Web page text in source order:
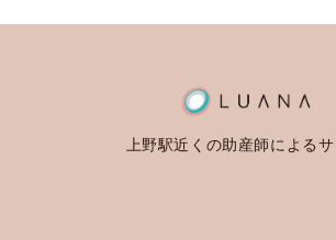
上野駅近くの助産師によるサ